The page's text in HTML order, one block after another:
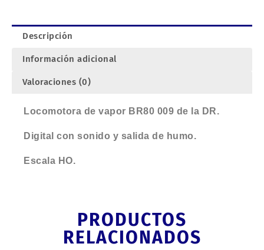
Descripción
Información adicional
Valoraciones (0)
Locomotora de vapor BR80 009 de la DR.
Digital con sonido y salida de humo.
Escala HO.
PRODUCTOS
RELACIONADOS